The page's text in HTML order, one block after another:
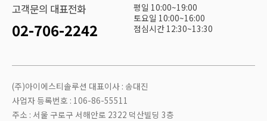
고객문의 대표전화
02-706-2242
평일 10:00~19:00
토요일 10:00~16:00
점심시간 12:30~13:30
(주)아이에스티솔루션 대표이사 : 송대진
사업자 등록번호 : 106-86-55511
주소 : 서울 구로구 서해안로 2322 덕산빌딩 3층